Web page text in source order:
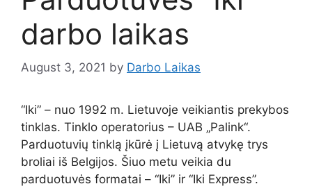
darbo laikas
August 3, 2021 by Darbo Laikas
“Iki” – nuo 1992 m. Lietuvoje veikiantis prekybos
tinklas. Tinklo operatorius – UAB „Palink“.
Parduotuvių tinklą įkūrė į Lietuvą atvykę trys
broliai iš Belgijos. Šiuo metu veikia du
parduotuvės formatai – “Iki” ir “Iki Express”.